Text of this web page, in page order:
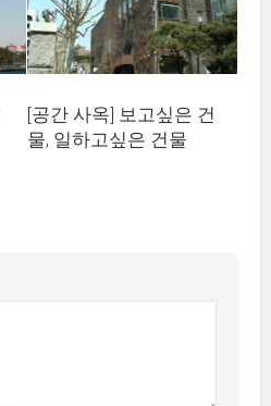
[공간 사옥] 보고싶은 건
물, 일하고싶은 건물